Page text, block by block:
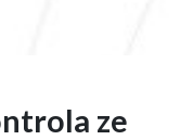
ze